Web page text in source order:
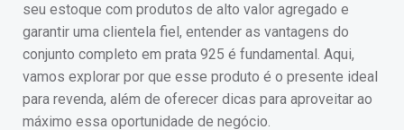
seu estoque com produtos de alto valor agregado e
garantir uma clientela fiel, entender as vantagens do
conjunto completo em prata 925 é fundamental. Aqui,
vamos explorar por que esse produto é o presente ideal
para revenda, além de oferecer dicas para aproveitar ao
máximo essa oportunidade de negócio.